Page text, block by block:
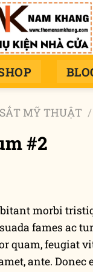
SẮT MỸ THUẬT /
#2
morbi
fames ac
quam, feugiat
ante. Donec